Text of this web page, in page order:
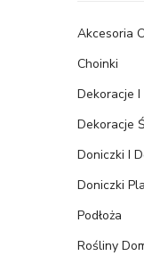
Akcesoria
Choinki
Dekoracje
Dekoracje
Doniczki I
Doniczki
Podłoża
Rośliny